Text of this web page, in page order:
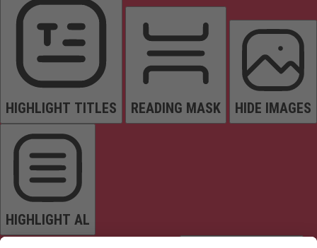
HIGHLIGHT TITLES READING MASK HIDE IMAGES
HIGHLIGHT AL